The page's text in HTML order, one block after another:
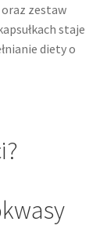
zestaw
staje
diety o